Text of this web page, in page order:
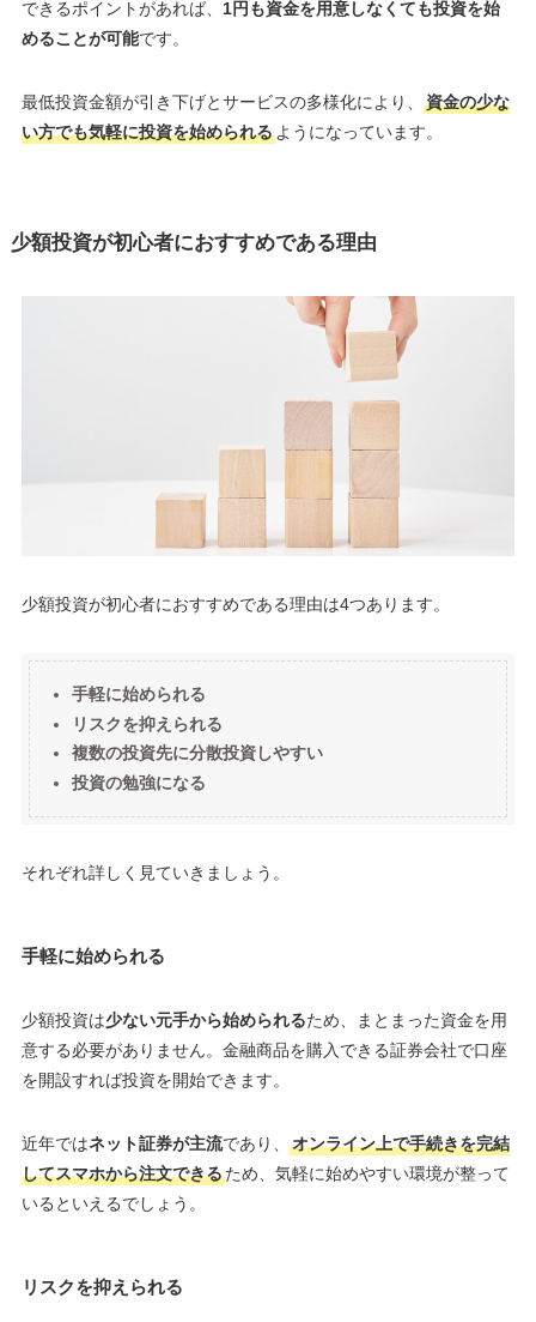
できるポイントがあれば、 1円も資金を用意しなくても投資を始
めることが可能です。
最低投資金額が引き下げとサービスの多様化により、
資金の少な
い方でも気軽に投資を始められるようになっています。
少額投資が初心者におすすめである理由
少額投資が初心者におすすめである理由は4つあります。
手軽に始められる
リスクを抑えられる
複数の投資先に分散投資しやすい
投資の勉強になる
それぞれ詳しく見ていきましょう。
手軽に始められる
少額投資は少ない元手から始められるため、まとまった資金を用
意する必要がありません。金融商品を購入できる証券会社で口座
を開設すれば投資を開始できます。
近年ではネット証券が主流であり、
オンライン上で手続きを完結
してスマホから注文できるため、気軽に始めやすい環境が整って
いるといえるでしょう。
リスクを抑えられる